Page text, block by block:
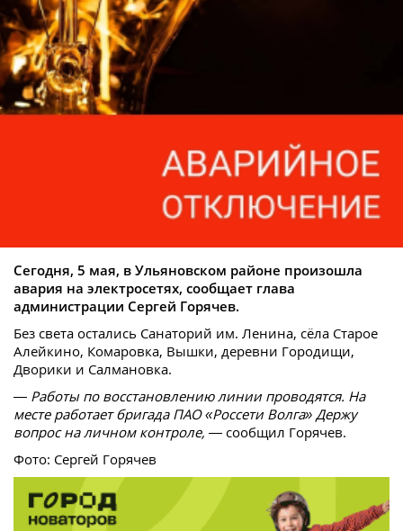
Сегодня, 5 мая, в Ульяновском районе произошла
авария на электросетях, сообщает глава
администрации Сергей Горячев.
Без света остались Санаторий им. Ленина, сёла Старое
Алейкино, Комаровка, Вышки, деревни Городищи,
Дворики и Салмановка.
— Работы по восстановлению линии проводятся. На
месте работает бригада ПАО «Россети Волга» Держу
вопрос на личном контроле, — сообщил Горячев.
Фото: Сергей Горячев